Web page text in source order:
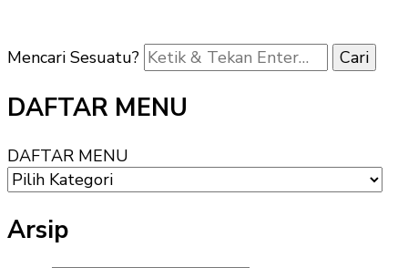
Mencari Sesuatu?
DAFTAR MENU
DAFTAR MENU
Arsip